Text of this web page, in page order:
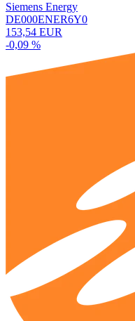
Siemens Energy
DE000ENER6Y0
153,54 EUR
-0,09 %